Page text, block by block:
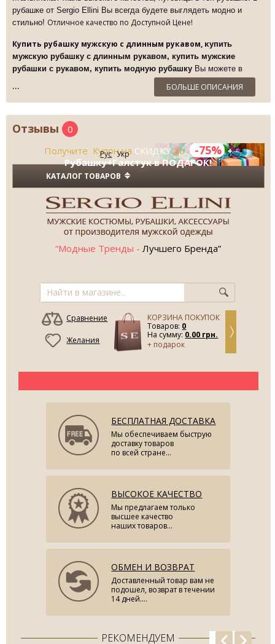
рубашке от Sergio Ellini Вы всегда будете выглядеть модно и
стильно! Отличное качество по Доступной Цене!
Купить рубашку мужскую с длинным рукавом, купить
мужскую рубашку с длинным рукавом, купить мужские
рубашки с рукавом, купить модную рубашку Вы можете в
по Суперцене!
БОЛЬШЕ ОПИСАНИЯ
Отзывы
0
Получите Купон на СКИДКУдо -75% +
Рубашку+Галстук в ПОДАРОК!
Рус Укр
КАТАЛОГ ТОВАРОВ
“Модные Тренды - Лучшего Бренда”
КОРЗИНА ПОКУПОК
Товаров: 0
На сумму: 0.00 грн.
+ подарок
Сравнение
Желания
БЕСПЛАТНАЯ ДОСТАВКА
Мы обеспечиваем быструю
доставку товаров
по всей стране...
ВЫСОКОЕ КАЧЕСТВО
Мы предлагаем только
высшее качество
наших товаров...
ОБМЕН И ВОЗВРАТ
Доставленный товар вам не
подошел, возврат в течении
14 дней....
РЕКОМЕНДУЕМ